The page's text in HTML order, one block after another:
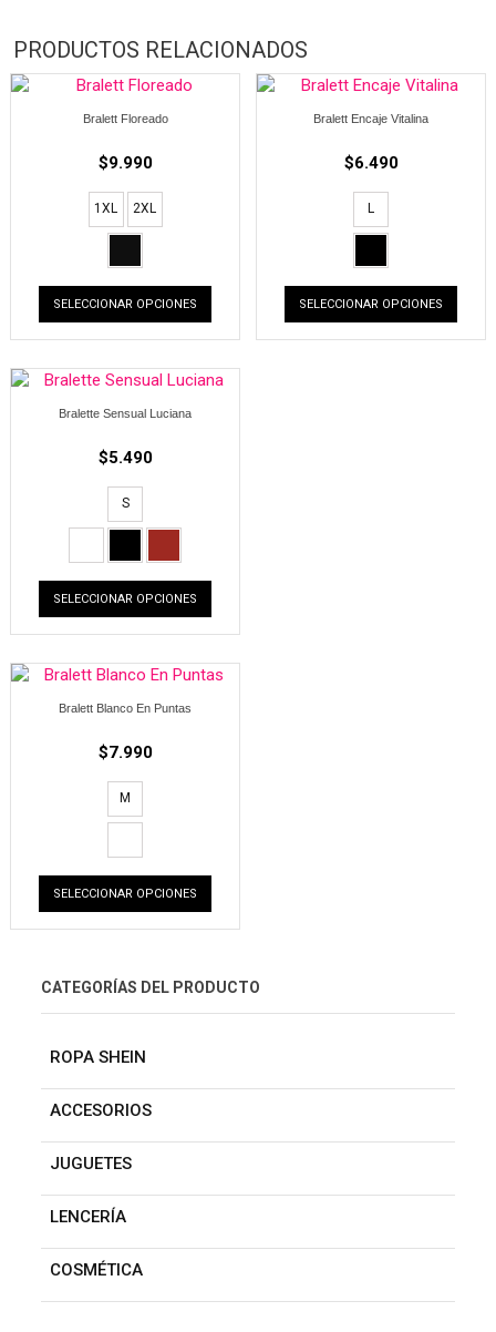
PRODUCTOS RELACIONADOS
Bralett Floreado
$9.990
1XL 2XL
SELECCIONAR OPCIONES
Bralett Encaje Vitalina
$6.490
L
SELECCIONAR OPCIONES
Bralette Sensual Luciana
$5.490
S
SELECCIONAR OPCIONES
Bralett Blanco En Puntas
$7.990
M
SELECCIONAR OPCIONES
CATEGORÍAS DEL PRODUCTO
ROPA SHEIN
ACCESORIOS
JUGUETES
LENCERÍA
COSMÉTICA